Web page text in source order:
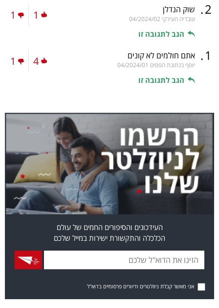
2
. שוק הנדלן
עובדיה העירקי 04/2024/02
הגב לתגובה זו
1
1
1
. אתם חולמים לא קונים
יוסף בכתונת הפסים 04/2024/01
הגב לתגובה זו
4
1
העידכונים והסיפורים החמים של עולם
הכלכלה והתקשורת ישירות במייל שלכם
אני מאשר קבלת ניוזלטרים ודיוורים פרסומיים בדוא"ל